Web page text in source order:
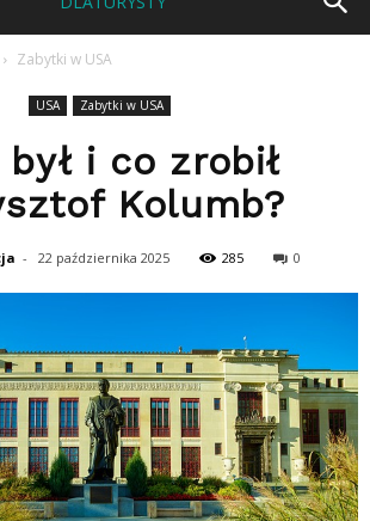
Zabytki w USA
USA Zabytki w USA
był i co zrobił
Kolumb?
- 22 października 2025 285 0